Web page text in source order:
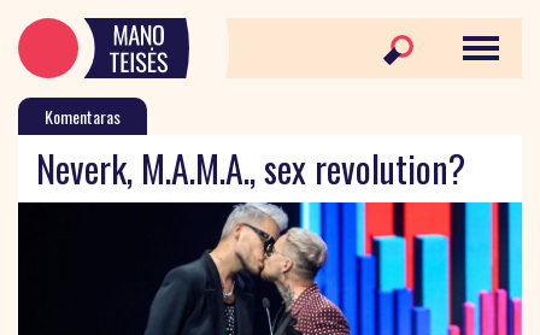
Komentaras
Neverk, M.A.M.A., sex revolution?